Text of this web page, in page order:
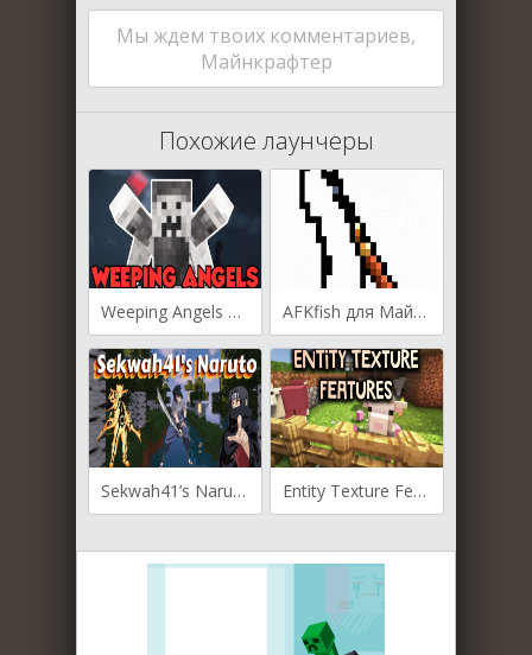
Мы ждем твоих комментариев,
Майнкрафтер
Похожие лаунчеры
Weeping Angels для Майнкрафт [1.20.1, 1.19.4, 1.19.2] AFKfish для Майнкрафт [1.20.1, 1.20]
Sekwah41’s Naruto для Майнкрафт [1.20.1, 1.20, 1.19.2] Entity Texture Features для Майнкрафт [1.19.3, 1.19.2, 1.18.2]